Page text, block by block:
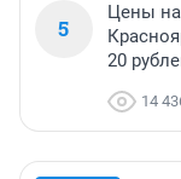
5
Цены на
20
14